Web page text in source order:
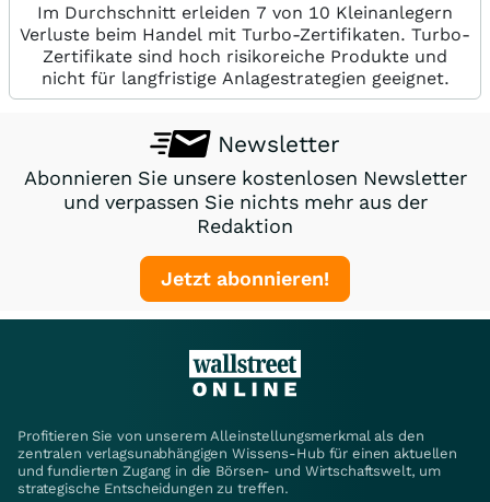
Im Durchschnitt erleiden 7 von 10 Kleinanlegern
Verluste beim Handel mit Turbo-Zertifikaten. Turbo-
Zertifikate sind hoch risikoreiche Produkte und
nicht für langfristige Anlagestrategien geeignet.
Newsletter
Abonnieren Sie unsere kostenlosen Newsletter
und verpassen Sie nichts mehr aus der
Redaktion
Jetzt abonnieren!
Profitieren Sie von unserem Alleinstellungsmerkmal als den
zentralen verlagsunabhängigen Wissens-Hub für einen aktuellen
und fundierten Zugang in die Börsen- und Wirtschaftswelt, um
strategische Entscheidungen zu treffen.